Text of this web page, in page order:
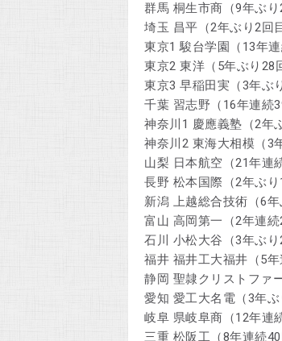
群馬 桐生市商（9年ぶり
埼玉 昌平（2年ぶり2回
東京1 駿台学園（13年
東京2 東洋（5年ぶり28
東京3 早稲田実（3年ぶ
千葉 習志野（16年連続
神奈川1 慶應義塾（2年
神奈川2 東海大相模（3
山梨 日本航空（21年連
長野 松本国際（2年ぶ
新潟 上越総合技術（6
富山 高岡第一（2年連続
石川 小松大谷（3年ぶり
福井 福井工大福井（5
静岡 聖隷クリストファ
愛知 愛工大名電（3年ぶ
岐阜 県岐阜商（12年連
三重 松阪工（8年連続